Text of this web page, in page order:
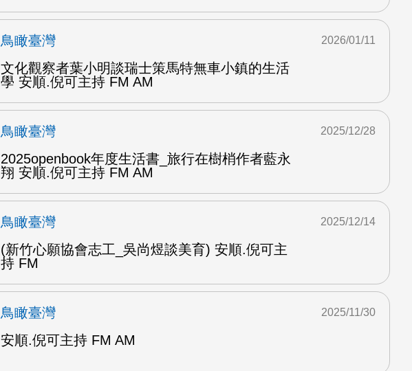
鳥瞰臺灣
文化觀察者葉小明談瑞士策馬特無車小鎮的生活
學 安順.倪可主持 FM AM
2026/01/11
鳥瞰臺灣
2025openbook年度生活書_旅行在樹梢作者藍永
翔 安順.倪可主持 FM AM
2025/12/28
鳥瞰臺灣
(新竹心願協會志工_吳尚煜談美育) 安順.倪可主
持 FM
2025/12/14
鳥瞰臺灣
安順.倪可主持 FM AM
2025/11/30